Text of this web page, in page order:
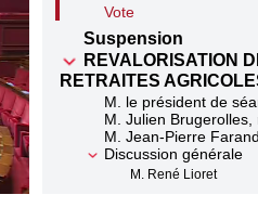
Vote
Suspension
REVALORISATION
RETRAITES
M. le président de
M. Julien Brugerolles,
M. Jean-Pierre
Discussion générale
M. René Lioret